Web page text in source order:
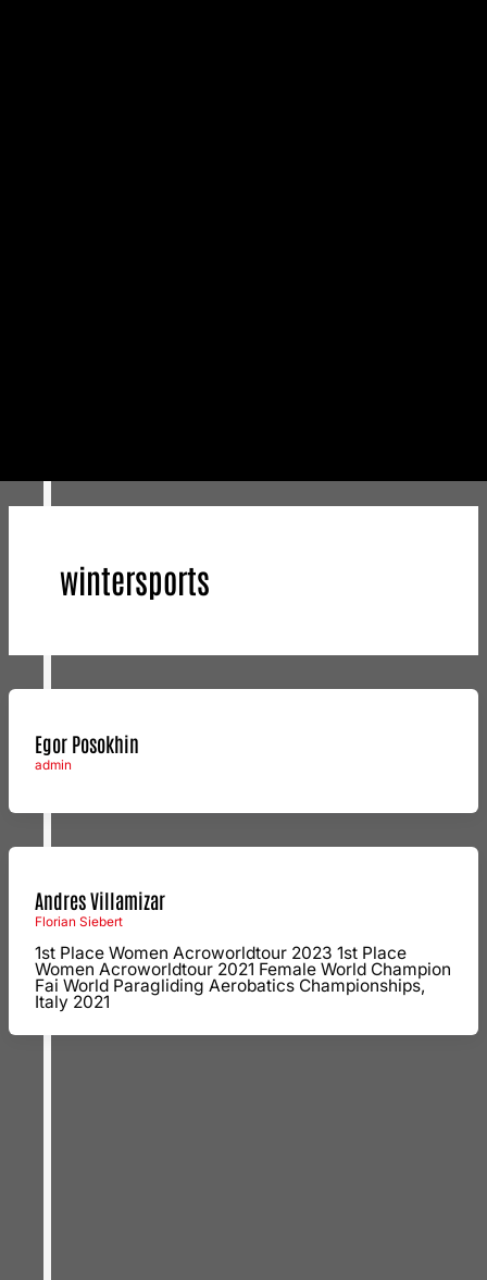
wintersports
Egor Posokhin
admin
Andres Villamizar
Florian Siebert
1st Place Women Acroworldtour 2023 1st Place
Women Acroworldtour 2021 Female World Champion
Fai World Paragliding Aerobatics Championships,
Italy 2021